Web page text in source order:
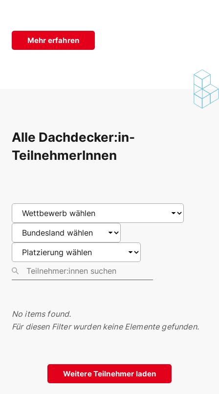
Mehr erfahren
Alle Dachdecker:in-
TeilnehmerInnen
No items found.
Für diesen Filter wurden keine Elemente gefunden.
Weitere Teilnehmer laden